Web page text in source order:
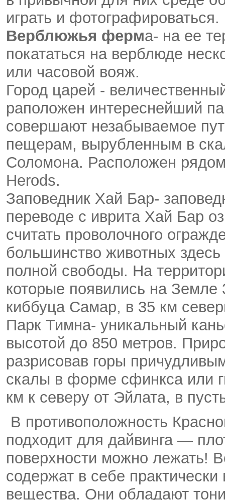
играть и
Верблюжья ферма- на ее
покататься на верблюде
или часовой вояж.
Город царей -
раположен интереснейший
совершают незабываемое
пещерам, вырубленным в
Соломона. Расположен
Herods.
Заповедник Хай Бар-
переводе с иврита Хай Бар
считать проволочного
большинство животных
полной свободы. На
которые появились на Земле
киббуца Самар, в 35 км
Парк Тимна- уникальный
высотой до 850 метров.
разрисовав горы
скалы в форме сфинкса или
км к северу от Эйлата, в
В противоположность
подходит для дайвинга —
поверхности можно лежать!
содержат в себе
вещества. Они обладают